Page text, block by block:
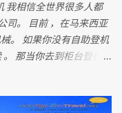
我相信全世界很多人都
司。 目前 ，在马来西亚
。 如果你没有自助登机
那当你去到柜台登机时
就需要到机场自助登机